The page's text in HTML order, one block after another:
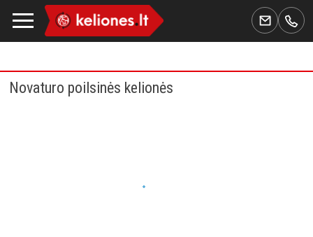
Novaturo poilsinės kelionės